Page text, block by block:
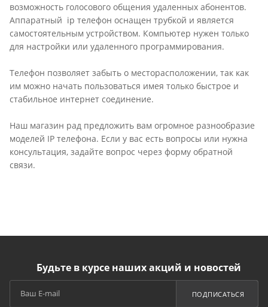
возможность голосового общения удаленных абонентов.
Аппаратный ip телефон оснащен трубкой и является
самостоятельным устройством. Компьютер нужен только
для настройки или удаленного программирования.
Телефон позволяет забыть о месторасположении, так как
им можно начать пользоваться имея только быстрое и
стабильное интернет соединение.
Наш магазин рад предложить вам огромное разнообразие
моделей IP телефона. Если у вас есть вопросы или нужна
консультация, задайте вопрос через форму обратной
связи.
Будьте в курсе наших акций и новостей
ПОДПИСАТЬСЯ